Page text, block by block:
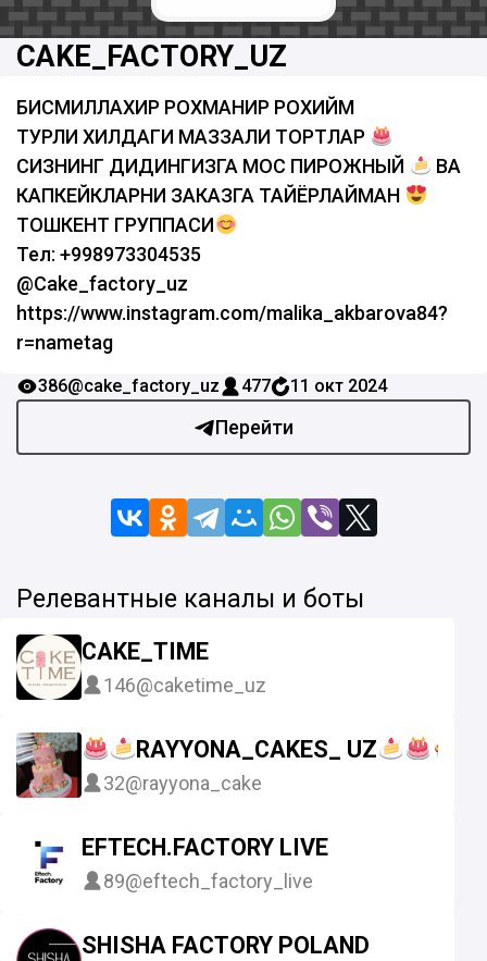
CAKE_FACTORY_UZ
БИСМИЛЛАХИР РОХМАНИР РОХИЙМ
ТУРЛИ ХИЛДАГИ МАЗЗАЛИ ТОРТЛАР
СИЗНИНГ ДИДИНГИЗГА МОС ПИРОЖНЫЙ
ВА
КАПКЕЙКЛАРНИ ЗАКАЗГА ТАЙЁРЛАЙМАН
ТОШКЕНТ ГРУППАСИ
Тел: +998973304535
@Cake_factory_uz
https://www.instagram.com/malika_akbarova84?
r=nametag
Перейти
386@cake_factory_uz 477 11 окт 2024
Релевантные каналы и боты
CAKE_TIME
146@caketime_uz
RAYYONA_CAKES_ UZ
32@rayyona_cake
EFTECH.FACTORY LIVE
89@eftech_factory_live
SHISHA FACTORY POLAND